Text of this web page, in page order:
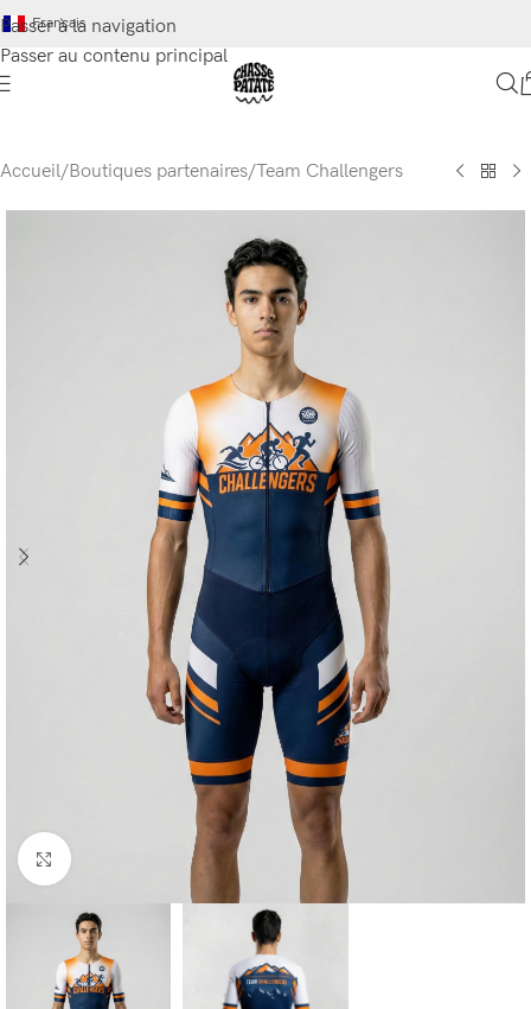
Passer à la navigation
Passer au contenu principal
Français
Accueil/Boutiques partenaires/Team Challengers
Cliquez pour agrandir